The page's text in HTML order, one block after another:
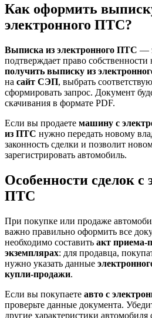
Как оформить
электронного ПТС?
Выписка из электронного ПТС —
подтверждает право
получить выписку из
на сайт СЭП, выбрать
сформировать запрос. Документ
скачивания в формате PDF.
Если вы продаете машину с
из ПТС нужно передать новому
законность сделки и позволит
зарегистрировать автомобиль.
Особенности сделок
ПТС
При покупке или продаже
важно правильно оформить все
необходимо составить акт приема-
экземплярах: для продавца,
нужно указать данные
купли-продажи.
Если вы покупаете авто с
проверьте данные документа.
другие характеристики